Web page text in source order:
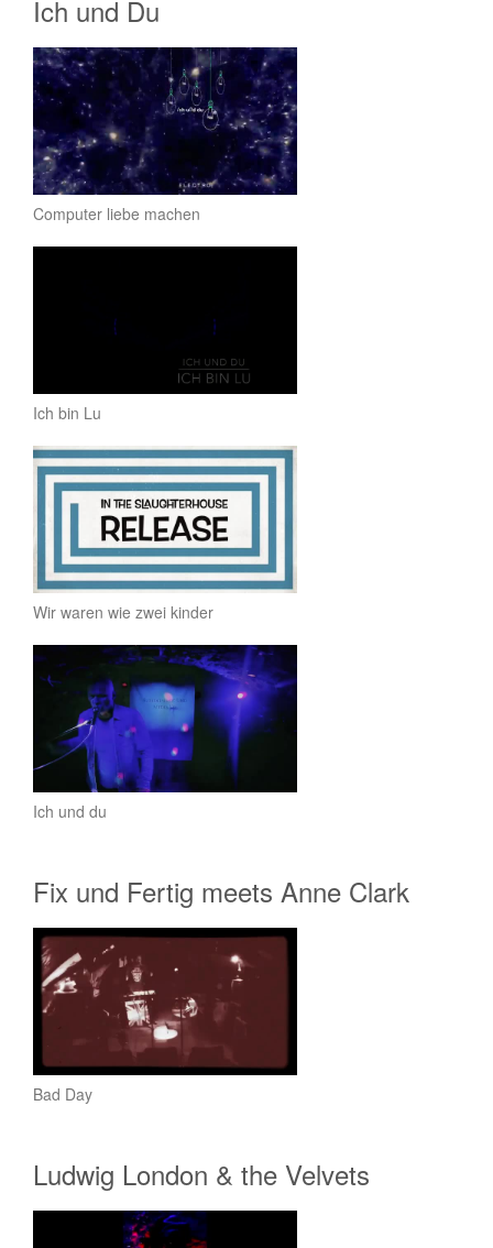
Ich und Du
Computer liebe machen
Ich bin Lu
Wir waren wie zwei kinder
Ich und du
Fix und Fertig meets Anne Clark
Bad Day
Ludwig London & the Velvets